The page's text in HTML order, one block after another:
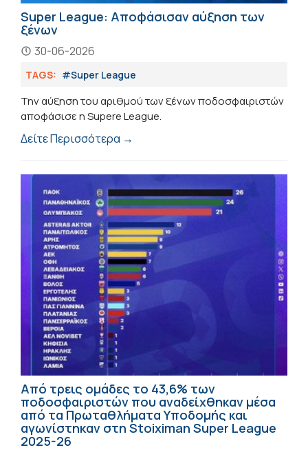
Super League: Αποφάσισαν αύξηση των
ξένων
30-06-2026
TAGS: #Super League
Την αύξηση του αριθμού των ξένων ποδοσφαιριστών
αποφάσισε η Supere League.
Δείτε Περισσότερα →
Από τρεις ομάδες το 43,6% των
ποδοσφαιριστών που αναδείχθηκαν μέσα
από τα Πρωταθλήματα Υποδομής και
αγωνίστηκαν στη Stoiximan Super League
2025-26